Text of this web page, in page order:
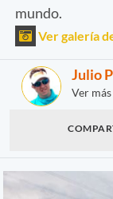
mundo.
Ver galería
Julio
Ver